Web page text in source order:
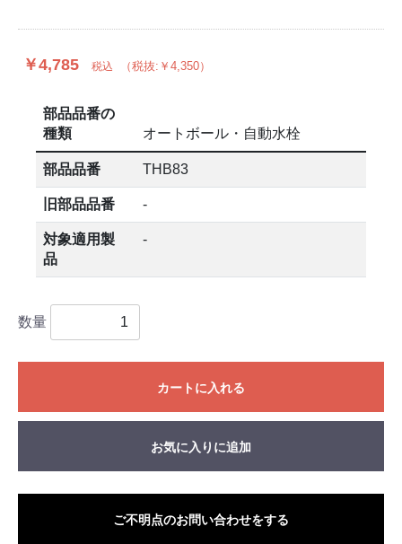
￥4,785 税込 （税抜:￥4,350）
部品品番の
種類
オートボール・自動水栓
部品品番 THB83
旧部品品番 -
対象適用製
品
-
数量
カートに入れる
お気に入りに追加
ご不明点のお問い合わせをする